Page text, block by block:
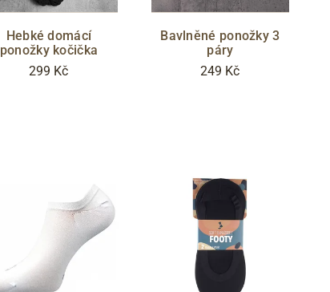
Hebké domácí
ponožky kočička
299 Kč
Bavlněné ponožky 3
páry
249 Kč